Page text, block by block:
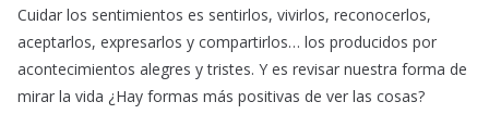
Cuidar los sentimientos es sentirlos, vivirlos, reconocerlos,
aceptarlos, expresarlos y compartirlos… los producidos por
acontecimientos alegres y tristes. Y es revisar nuestra forma de
mirar la vida ¿Hay formas más positivas de ver las cosas?